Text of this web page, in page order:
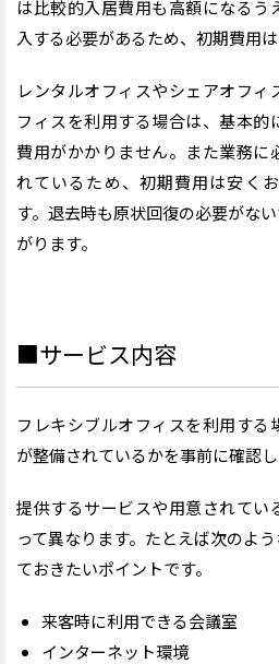
は比較的入居費用も高額になるう
入する必要があるため、初期費用は
レンタルオフィスやシェアオフィ
フィスを利用する場合は、基本的
費用がかかりません。また業務に
れているため、初期費用は安く
す。退去時も原状回復の必要がな
がります。
■サービス内容
フレキシブルオフィスを利用する
が整備されているかを事前に確認し
提供するサービスや用意されてい
って異なります。たとえば次のよ
ておきたいポイントです。
来客時に利用できる会議室
インターネット環境